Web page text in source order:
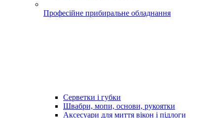
Професійне прибиральне обладнання
Серветки і губки
Швабри, мопи, основи, рукоятки
Аксесуари для миття вікон і підлоги